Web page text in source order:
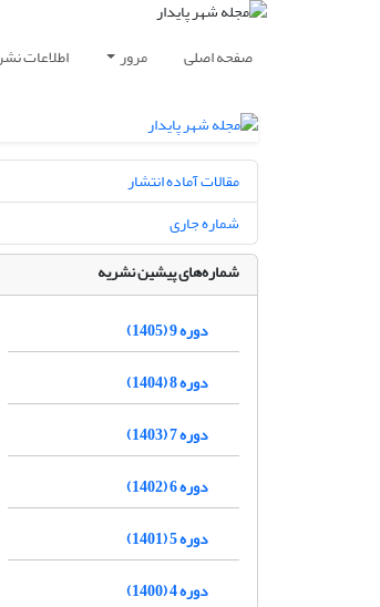
صفحه اصلی مرور اطلاعات
مقالات آماده انتشار
شماره جاری
شماره‌های پیشین نشریه
دوره 9 (1405)
دوره 8 (1404)
دوره 7 (1403)
دوره 6 (1402)
دوره 5 (1401)
دوره 4 (1400)